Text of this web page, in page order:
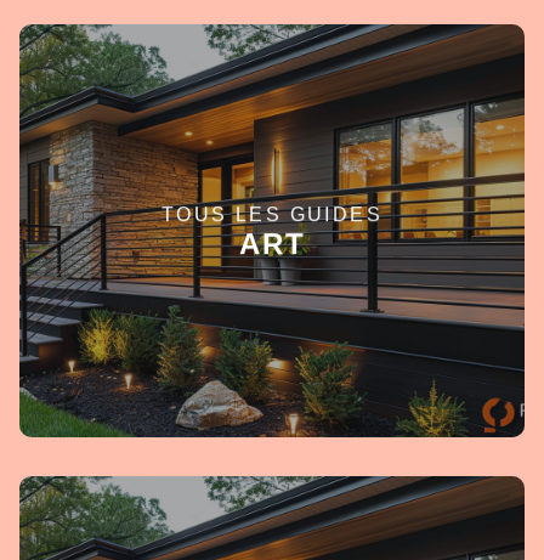
TOUS LES GUIDES
ART
EN SAVOIR +